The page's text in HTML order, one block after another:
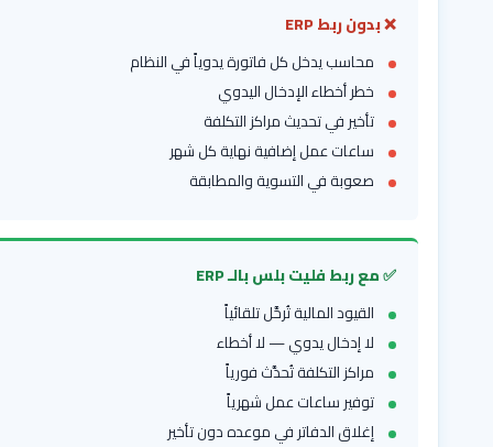
❌ بدون ربط ERP
محاسب يدخل كل فاتورة يدوياً في النظام
خطر أخطاء الإدخال اليدوي
تأخير في تحديث مراكز التكلفة
ساعات عمل إضافية نهاية كل شهر
صعوبة في التسوية والمطابقة
✅ مع ربط فليت بلس بالـ ERP
القيود المالية تُرحَّل تلقائياً
لا إدخال يدوي — لا أخطاء
مراكز التكلفة تُحدَّث فورياً
توفير ساعات عمل شهرياً
إغلاق الدفاتر في موعده دون تأخير